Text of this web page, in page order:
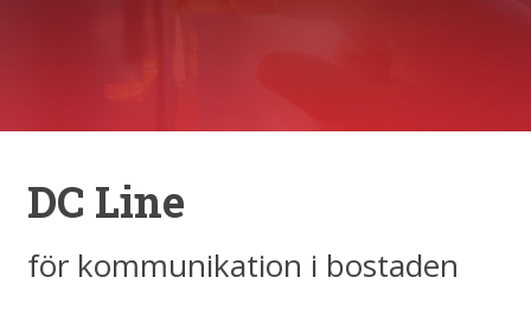
DC Line
för kommunikation i bostaden